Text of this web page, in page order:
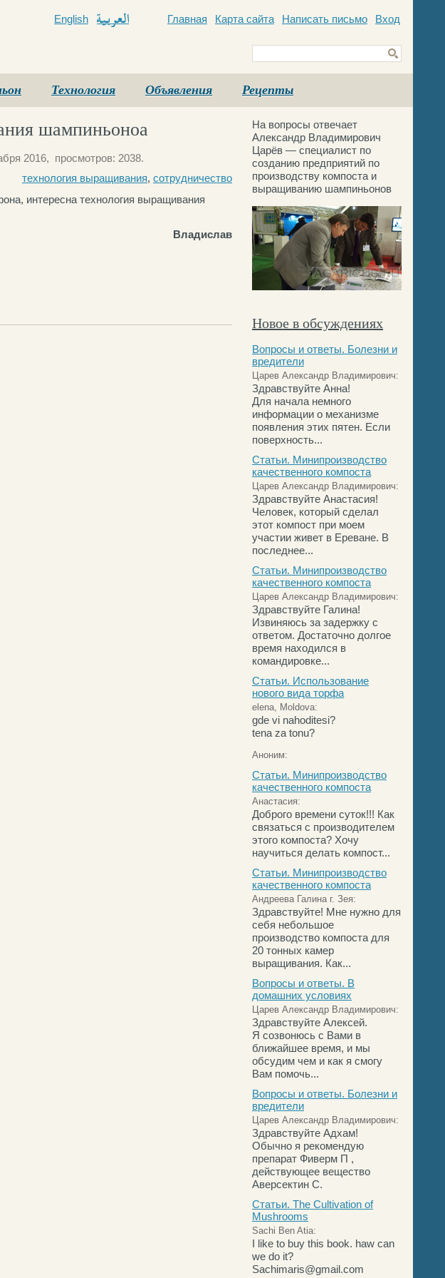
English
Главная Карта сайта Написать письмо Вход
Технология Объявления Рецепты
шампиньоноа
2016, просмотров: 2038.
технология выращивания, сотрудничество
интересна технология выращивания
Владислав
На вопросы отвечает
Александр Владимирович
Царёв — специалист по
созданию предприятий по
производству компоста и
выращиванию шампиньонов
Новое в обсуждениях
Вопросы и ответы. Болезни и
вредители
Царев Александр Владимирович:
Здравствуйте Анна!
Для начала немного
информации о механизме
появления этих пятен. Если
поверхность...
Статьи. Минипроизводство
качественного компоста
Царев Александр Владимирович:
Здравствуйте Анастасия!
Человек, который сделал
этот компост при моем
участии живет в Ереване. В
последнее...
Статьи. Минипроизводство
качественного компоста
Царев Александр Владимирович:
Здравствуйте Галина!
Извиняюсь за задержку с
ответом. Достаточно долгое
время находился в
командировке...
Статьи. Использование
нового вида торфа
elena, Moldova:
gde vi nahoditesi?
tena za tonu?
Аноним:
Статьи. Минипроизводство
качественного компоста
Анастасия:
Доброго времени суток!!! Как
связаться с производителем
этого компоста? Хочу
научиться делать компост...
Статьи. Минипроизводство
качественного компоста
Андреева Галина г. Зея:
Здравствуйте! Мне нужно для
себя небольшое
производство компоста для
20 тонных камер
выращивания. Как...
Вопросы и ответы. В
домашних условиях
Царев Александр Владимирович:
Здравствуйте Алексей.
Я созвонюсь с Вами в
ближайшее время, и мы
обсудим чем и как я смогу
Вам помочь...
Вопросы и ответы. Болезни и
вредители
Царев Александр Владимирович:
Здравствуйте Адхам!
Обычно я рекомендую
препарат Фиверм П ,
действующее вещество
Аверсектин С.
Статьи. The Cultivation of
Mushrooms
Sachi Ben Atia:
I like to buy this book. haw can
we do it?
Sachimaris@gmail.com